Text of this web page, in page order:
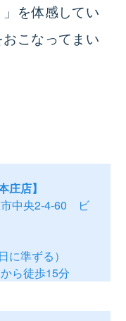
を体感してい
こなってまい
庄店】
中央2-4-60 ビ
に準ずる）
ら徒歩15分